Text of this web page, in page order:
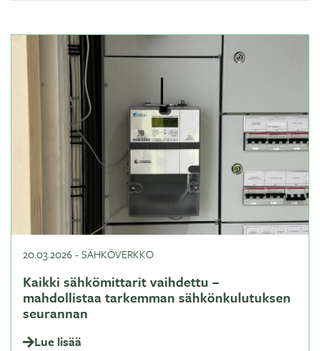
20.03.2026-SÄHKÖVERKKO
Kaikki sähkömittarit vaihdettu –
mahdollistaa tarkemman sähkönkulutuksen
seurannan
Lue lisää